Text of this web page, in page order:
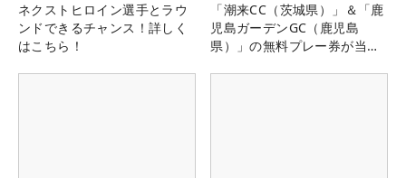
ネクストヒロイン選手とラウ
ンドできるチャンス！詳しく
はこちら！
「潮来CC（茨城県）」＆「鹿
児島ガーデンGC（鹿児島
県）」の無料プレー券が当た